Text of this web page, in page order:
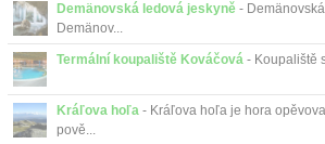
Demänovská ledová jeskyně -
Demänov...
Termální koupaliště Kováčová - Koupaliště
Kráľova hoľa - Kráľova hoľa je hora
pově...